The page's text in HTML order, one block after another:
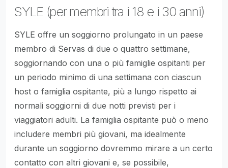
SYLE (per membri tra i 18 e i 30 anni)
SYLE offre un soggiorno prolungato in un paese
membro di Servas di due o quattro settimane,
soggiornando con una o più famiglie ospitanti per
un periodo minimo di una settimana con ciascun
host o famiglia ospitante, più a lungo rispetto ai
normali soggiorni di due notti previsti per i
viaggiatori adulti. La famiglia ospitante può o meno
includere membri più giovani, ma idealmente
durante un soggiorno dovremmo mirare a un certo
contatto con altri giovani e, se possibile,